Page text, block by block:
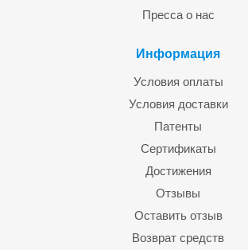
Пресса о нас
Информация
Условия оплаты
Условия доставки
Патенты
Сертификаты
Достижения
Отзывы
Оставить отзыв
Возврат средств